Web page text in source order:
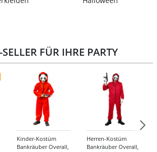
FÜR IHRE PARTY
Kinder-Kostüm
Bankräuber Overall,
Herren-Kostüm
Bankräuber Overall,